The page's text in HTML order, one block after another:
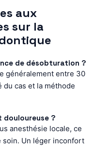
aux
sur la
de désobturation ?
généralement entre 30
cas et la méthode
?
anesthésie locale, ce
Un léger inconfort